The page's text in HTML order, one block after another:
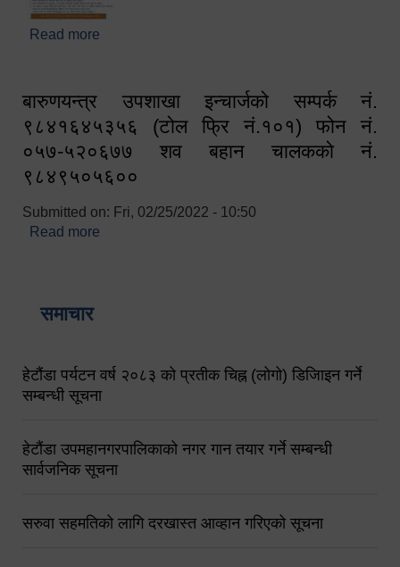
Read more
बारुणयन्त्र उपशाखा इन्चार्जको सम्पर्क नं.
९८४१६४५३५६ (टोल फ्रि नं.१०१) फोन नं.
०५७-५२०६७७ शव बहान चालकको नं.
९८४९५०५६००
Submitted on: Fri, 02/25/2022 - 10:50
Read more
समाचार
हेटौंडा पर्यटन वर्ष २०८३ को प्रतीक चिह्न (लोगो) डिजिाइन गर्ने
सम्बन्धी सूचना
हेटौंडा उपमहानगरपालिकाको नगर गान तयार गर्ने सम्बन्धी
सार्वजनिक सूचना
सरुवा सहमतिको लागि दरखास्त आव्हान गरिएको सूचना